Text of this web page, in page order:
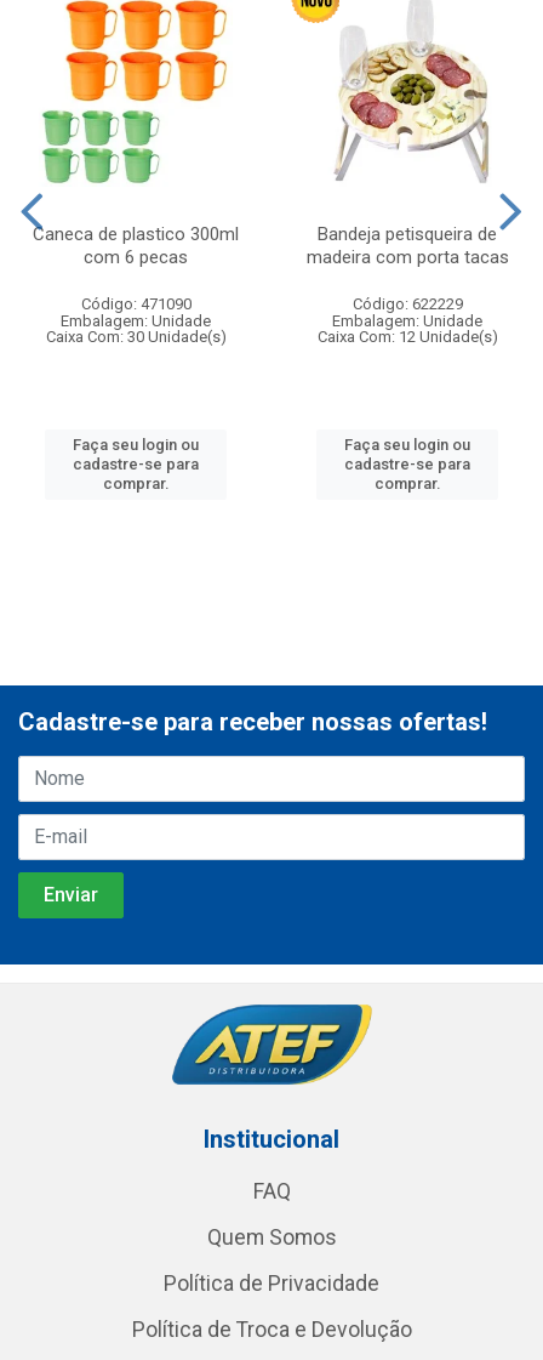
Caneca de plastico 300ml
com 6 pecas
Código: 471090
Embalagem: Unidade
Caixa Com: 30 Unidade(s)
Faça seu login ou
cadastre-se para
comprar.
Bandeja petisqueira de
madeira com porta tacas
Código: 622229
Embalagem: Unidade
Caixa Com: 12 Unidade(s)
Faça seu login ou
cadastre-se para
comprar.
Cadastre-se para receber nossas ofertas!
Institucional
FAQ
Quem Somos
Política de Privacidade
Política de Troca e Devolução